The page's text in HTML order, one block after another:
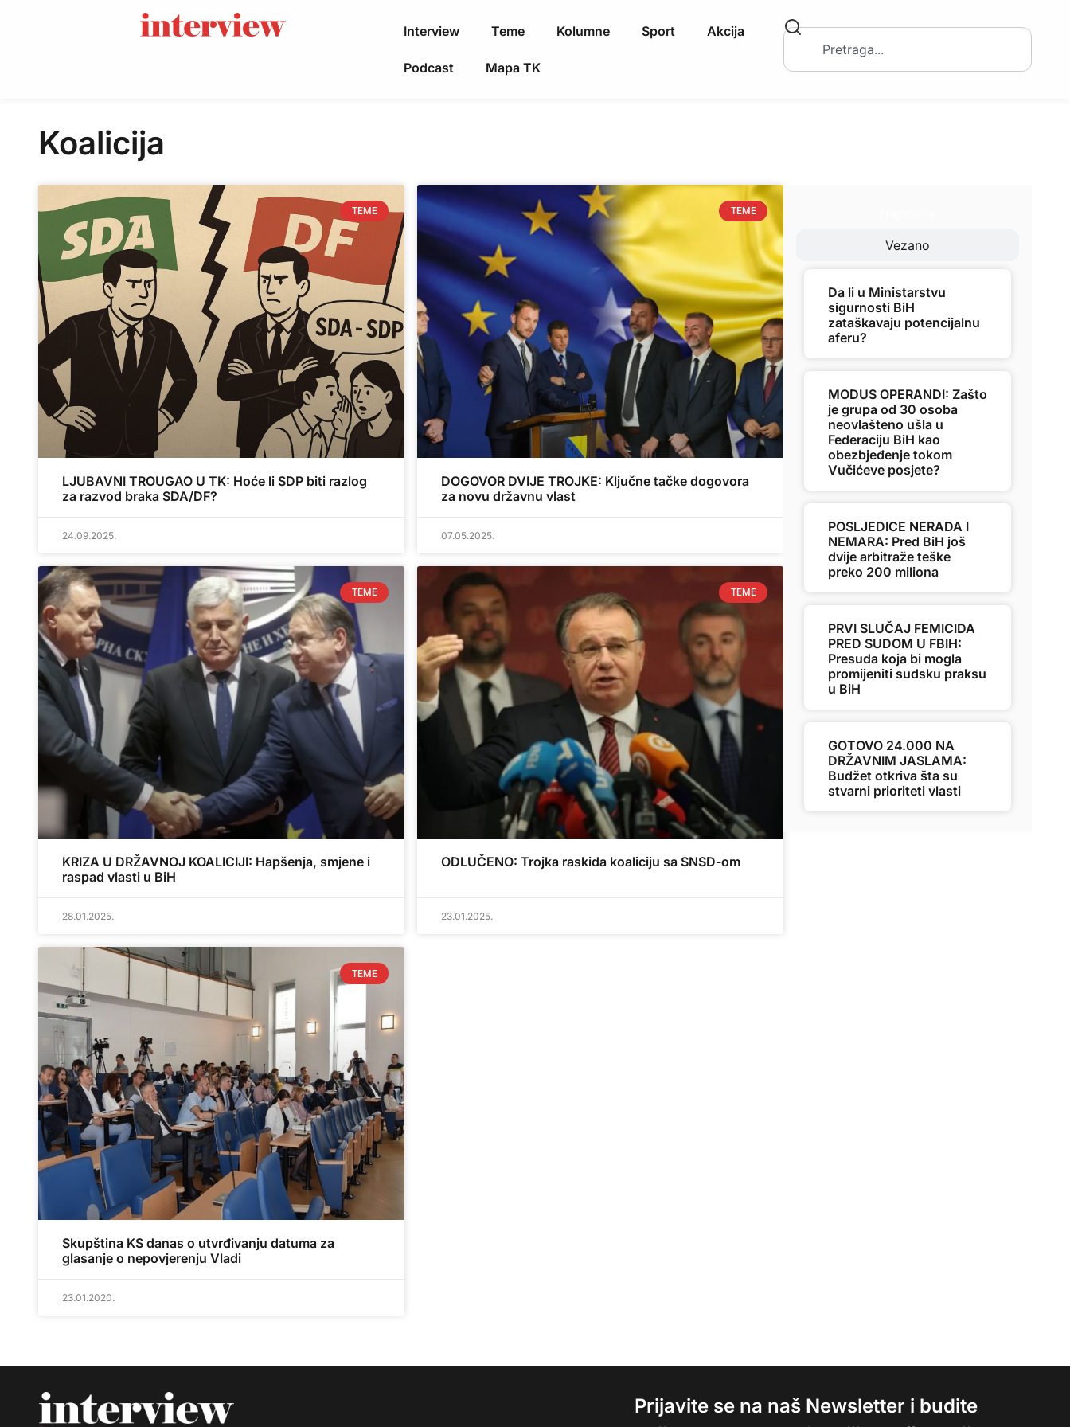
Interview Teme Kolumne Sport Akcija
Podcast Mapa TK
Koalicija
TEME
LJUBAVNI TROUGAO U TK: Hoće li SDP biti razlog
za razvod braka SDA/DF?
24.09.2025.
TEME
DOGOVOR DVIJE TROJKE: Ključne tačke dogovora
za novu državnu vlast
07.05.2025.
TEME
KRIZA U DRŽAVNOJ KOALICIJI: Hapšenja, smjene i
raspad vlasti u BiH
28.01.2025.
TEME
ODLUČENO: Trojka raskida koaliciju sa SNSD-om
23.01.2025.
TEME
Skupština KS danas o utvrđivanju datuma za
glasanje o nepovjerenju Vladi
23.01.2020.
Vezano
Da li u Ministarstvu
sigurnosti BiH
zataškavaju potencijalnu
aferu?
MODUS OPERANDI: Zašto
je grupa od 30 osoba
neovlašteno ušla u
Federaciju BiH kao
obezbjeđenje tokom
Vučićeve posjete?
POSLJEDICE NERADA I
NEMARA: Pred BiH još
dvije arbitraže teške
preko 200 miliona
PRVI SLUČAJ FEMICIDA
PRED SUDOM U FBIH:
Presuda koja bi mogla
promijeniti sudsku praksu
u BiH
GOTOVO 24.000 NA
DRŽAVNIM JASLAMA:
Budžet otkriva šta su
stvarni prioriteti vlasti
Prijavite se na naš Newsletter i budite